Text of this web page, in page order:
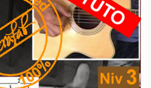
Octobre – Francis Cabrel
Niveau 3